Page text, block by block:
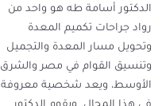
الدكتور أسامة طه هو واحد من
رواد جراحات تكميم المعدة
وتحويل مسار المعدة والتجميل
وتنسيق القوام في مصر والشرق
الأوسط، ويعد شخصية معروفة